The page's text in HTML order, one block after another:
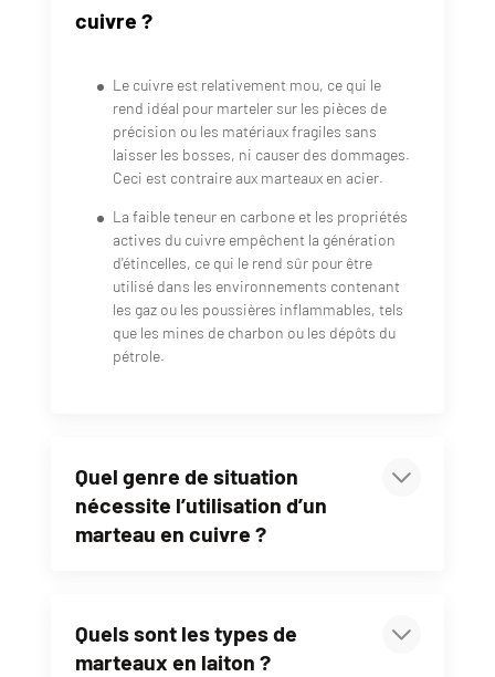
cuivre ?
Le cuivre est relativement mou, ce qui le
rend idéal pour marteler sur les pièces de
précision ou les matériaux fragiles sans
laisser les bosses, ni causer des dommages.
Ceci est contraire aux marteaux en acier.
La faible teneur en carbone et les propriétés
actives du cuivre empêchent la génération
d'étincelles, ce qui le rend sûr pour être
utilisé dans les environnements contenant
les gaz ou les poussières inflammables, tels
que les mines de charbon ou les dépôts du
pétrole.
Quel genre de situation
nécessite l’utilisation d’un
marteau en cuivre ?
Quels sont les types de
marteaux en laiton ?